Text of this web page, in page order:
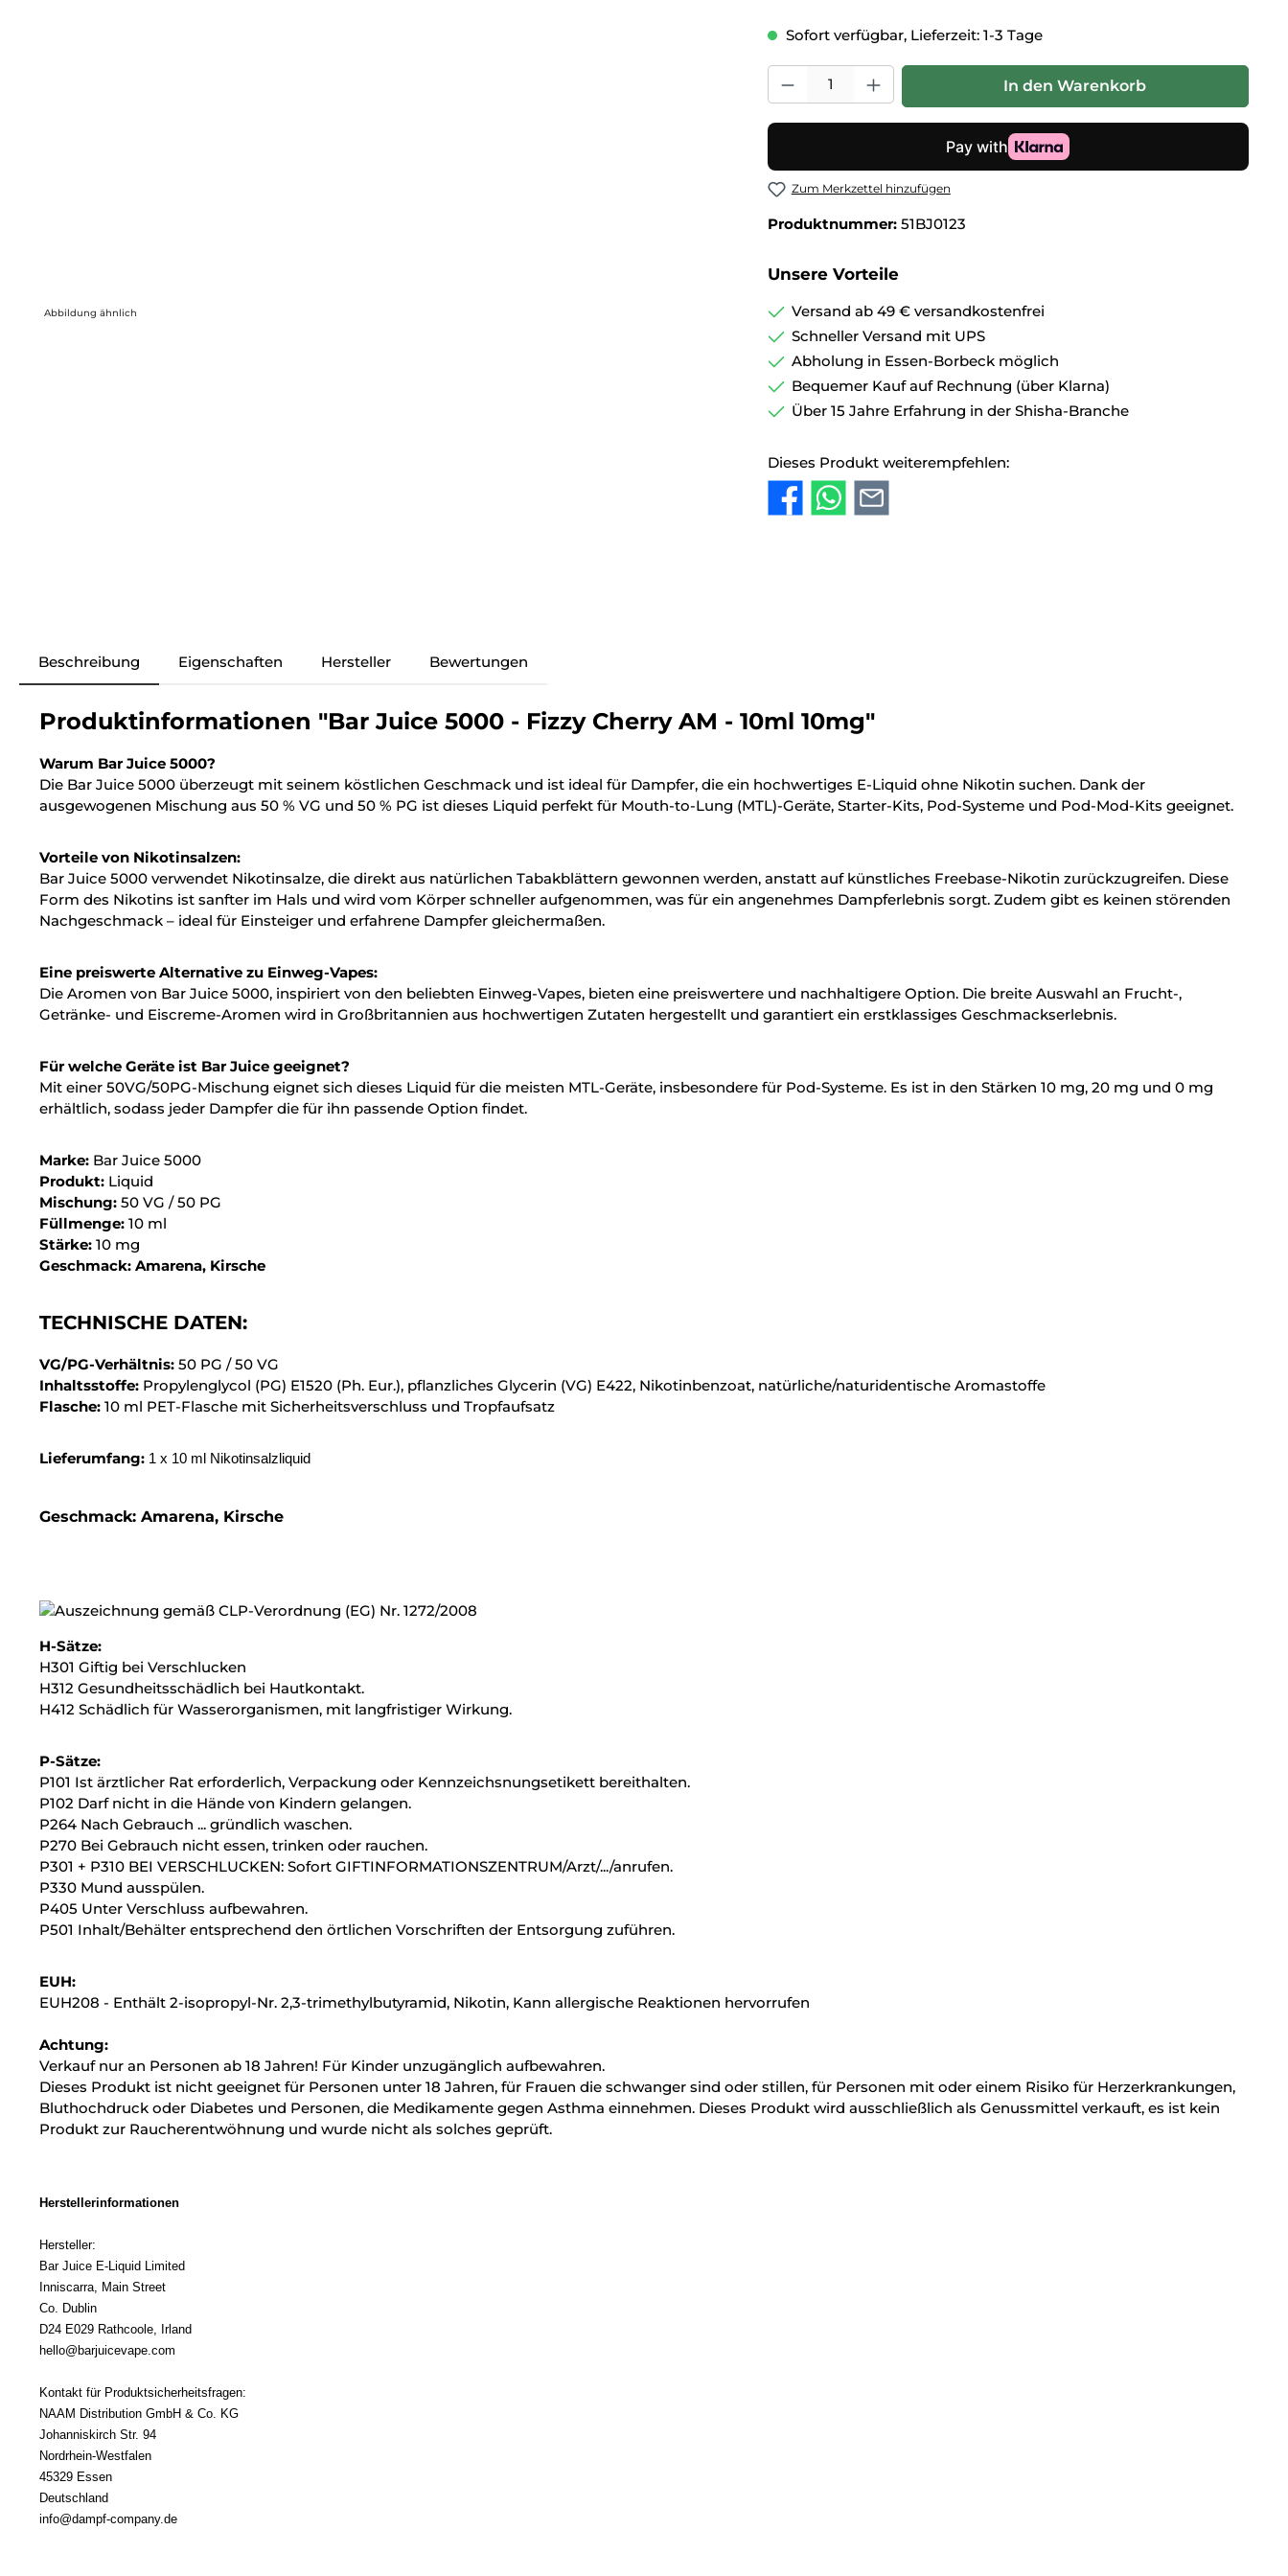
Abbildung ähnlich
Sofort verfügbar, Lieferzeit: 1-3 Tage
Produkt Anzahl: Gib den gewünschten Wert ein oder benutze die
In den Warenkorb
Zum Merkzettel hinzufügen
Produktnummer: 51BJ0123
Unsere Vorteile
Versand ab 49 € versandkostenfrei
Schneller Versand mit UPS
Abholung in Essen-Borbeck möglich
Bequemer Kauf auf Rechnung (über Klarna)
Über 15 Jahre Erfahrung in der Shisha-Branche
Dieses Produkt weiterempfehlen:
Beschreibung Eigenschaften Hersteller Bewertungen
Produktinformationen "Bar Juice 5000 - Fizzy Cherry AM - 10ml 10mg"
Warum Bar Juice 5000?
Die Bar Juice 5000 überzeugt mit seinem köstlichen Geschmack und ist ideal für Dampfer, die ein hochwertiges E-Liquid ohne Nikotin suchen. Dank der
ausgewogenen Mischung aus 50 % VG und 50 % PG ist dieses Liquid perfekt für Mouth-to-Lung (MTL)-Geräte, Starter-Kits, Pod-Systeme und Pod-Mod-Kits geeignet.
Vorteile von Nikotinsalzen:
Bar Juice 5000 verwendet Nikotinsalze, die direkt aus natürlichen Tabakblättern gewonnen werden, anstatt auf künstliches Freebase-Nikotin zurückzugreifen. Diese
Form des Nikotins ist sanfter im Hals und wird vom Körper schneller aufgenommen, was für ein angenehmes Dampferlebnis sorgt. Zudem gibt es keinen störenden
Nachgeschmack – ideal für Einsteiger und erfahrene Dampfer gleichermaßen.
Eine preiswerte Alternative zu Einweg-Vapes:
Die Aromen von Bar Juice 5000, inspiriert von den beliebten Einweg-Vapes, bieten eine preiswertere und nachhaltigere Option. Die breite Auswahl an Frucht-,
Getränke- und Eiscreme-Aromen wird in Großbritannien aus hochwertigen Zutaten hergestellt und garantiert ein erstklassiges Geschmackserlebnis.
Für welche Geräte ist Bar Juice geeignet?
Mit einer 50VG/50PG-Mischung eignet sich dieses Liquid für die meisten MTL-Geräte, insbesondere für Pod-Systeme. Es ist in den Stärken 10 mg, 20 mg und 0 mg
erhältlich, sodass jeder Dampfer die für ihn passende Option findet.
Marke: Bar Juice 5000
Produkt: Liquid
Mischung: 50 VG / 50 PG
Füllmenge: 10 ml
Stärke: 10 mg
Geschmack: Amarena, Kirsche
TECHNISCHE DATEN:
VG/PG-Verhältnis: 50 PG / 50 VG
Inhaltsstoffe: Propylenglycol (PG) E1520 (Ph. Eur.), pflanzliches Glycerin (VG) E422, Nikotinbenzoat, natürliche/naturidentische Aromastoffe
Flasche: 10 ml PET-Flasche mit Sicherheitsverschluss und Tropfaufsatz
Lieferumfang: 1 x 10 ml Nikotinsalzliquid
Geschmack: Amarena, Kirsche
H-Sätze:
H301 Giftig bei Verschlucken
H312 Gesundheitsschädlich bei Hautkontakt.
H412 Schädlich für Wasserorganismen, mit langfristiger Wirkung.
P-Sätze:
P101 Ist ärztlicher Rat erforderlich, Verpackung oder Kennzeichsnungsetikett bereithalten.
P102 Darf nicht in die Hände von Kindern gelangen.
P264 Nach Gebrauch ... gründlich waschen.
P270 Bei Gebrauch nicht essen, trinken oder rauchen.
P301 + P310 BEI VERSCHLUCKEN: Sofort GIFTINFORMATIONSZENTRUM/Arzt/.../anrufen.
P330 Mund ausspülen.
P405 Unter Verschluss aufbewahren.
P501 Inhalt/Behälter entsprechend den örtlichen Vorschriften der Entsorgung zuführen.
EUH:
EUH208 - Enthält 2-isopropyl-Nr. 2,3-trimethylbutyramid, Nikotin, Kann allergische Reaktionen hervorrufen
Achtung:
Verkauf nur an Personen ab 18 Jahren! Für Kinder unzugänglich aufbewahren.
Dieses Produkt ist nicht geeignet für Personen unter 18 Jahren, für Frauen die schwanger sind oder stillen, für Personen mit oder einem Risiko für Herzerkrankungen,
Bluthochdruck oder Diabetes und Personen, die Medikamente gegen Asthma einnehmen. Dieses Produkt wird ausschließlich als Genussmittel verkauft, es ist kein
Produkt zur Raucherentwöhnung und wurde nicht als solches geprüft.
Herstellerinformationen
Hersteller:
Bar Juice E-Liquid Limited
Inniscarra, Main Street
Co. Dublin
D24 E029 Rathcoole, Irland
hello@barjuicevape.com
Kontakt für Produktsicherheitsfragen:
NAAM Distribution GmbH & Co. KG
Johanniskirch Str. 94
Nordrhein-Westfalen
45329 Essen
Deutschland
info@dampf-company.de